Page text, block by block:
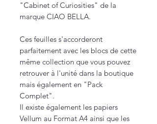
"Cabinet of Curiosities" de la
marque CIAO BELLA.
Ces feuilles s'accorderont
parfaitement avec les blocs de cette
même collection que vous pouvez
retrouver à l'unité dans la boutique
mais également en "Pack
Complet".
Il existe également les papiers
Vellum au Format A4 ainsi que les